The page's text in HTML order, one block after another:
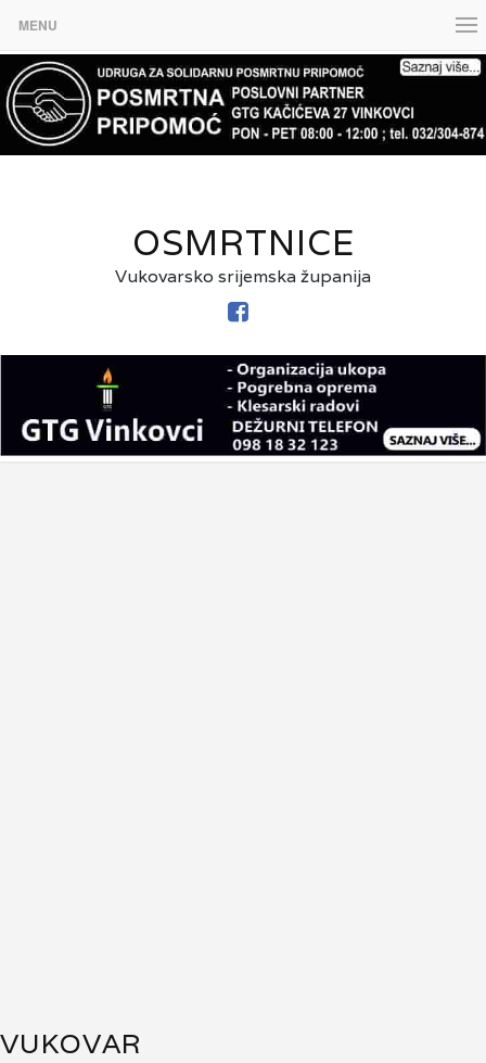
MENU
OSMRTNICE
Vukovarsko srijemska županija
VUKOVAR